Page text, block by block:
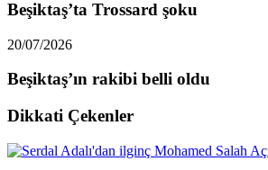
Beşiktaş’ta Trossard şoku
20/07/2026
Beşiktaş’ın rakibi belli oldu
Dikkati Çekenler